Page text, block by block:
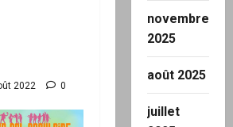
2022 0
novembre
2025
août 2025
juillet